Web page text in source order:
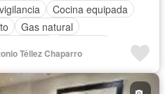
Cocina equipada
Gas natural
Téllez Chaparro